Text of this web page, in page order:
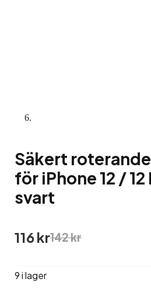
Säkert
för iPhone 12 / 12
svart
142kr
Det
ursprungliga
116krDet
nuvarande
9 i lager